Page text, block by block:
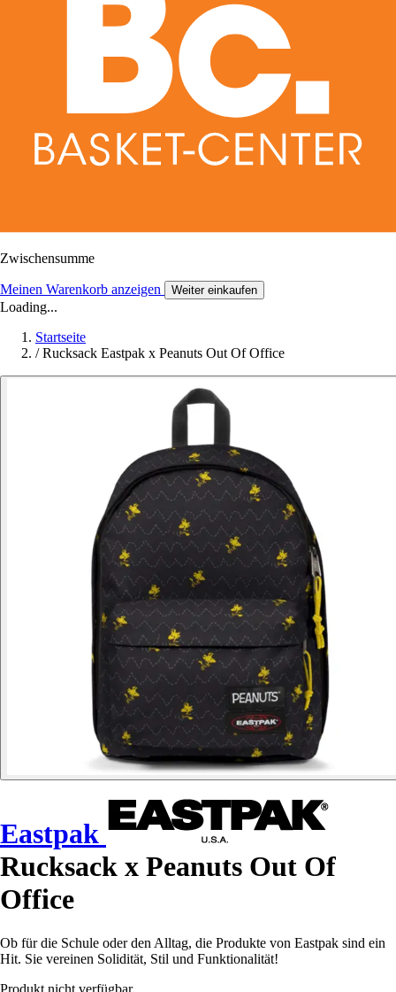
Zwischensumme
Meinen Warenkorb anzeigen Weiter einkaufen
Loading...
Startseite
/ Rucksack Eastpak x Peanuts Out Of Office
Eastpak
Rucksack x Peanuts Out Of
Office
Ob für die Schule oder den Alltag, die Produkte von Eastpak sind ein
Hit. Sie vereinen Solidität, Stil und Funktionalität!
Produkt nicht verfügbar